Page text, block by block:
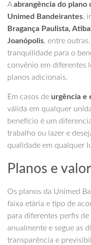
Aabrangência do plano
Unimed Bandeirantes,
Bragança Paulista,
Joanópolis, entre
tranquilidade para o
convênio em diferentes
planos adicionais.
Em casos de urgência e
válida em qualquer
benefício é um
trabalho ou lazer e
qualidade em qualquer
Planos e
Os planos da Unimed
faixa etária e tipo de
para diferentes perfis
anualmente e segue as
transparência e